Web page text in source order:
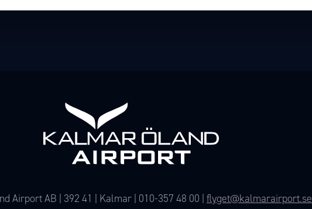
Airport AB | 392 41 | Kalmar | 010-357 48 00 | flyget@kalmarairport.se